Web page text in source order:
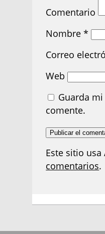
Comentario
Nombre*
Correo
Web
Guarda
comente.
Este sitio
comentarios.